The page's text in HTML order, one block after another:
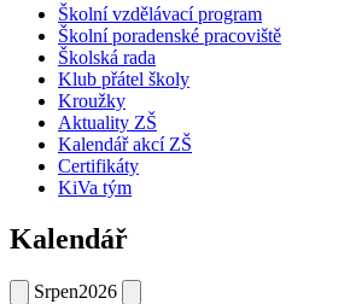
Školní vzdělávací program
Školní poradenské pracoviště
Školská rada
Klub přátel školy
Kroužky
Aktuality ZŠ
Kalendář akcí ZŠ
Certifikáty
KiVa tým
Kalendář
Srpen2026